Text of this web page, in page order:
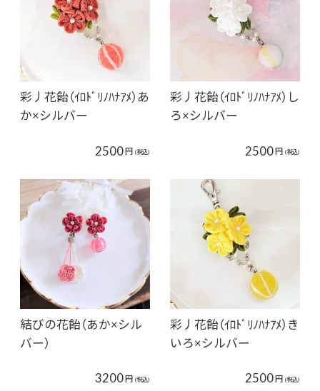
彩丿花飴（ｲﾛﾄﾞﾘﾉﾊﾅｱﾒ）あ
か×シルバー
2500円 (税込)
彩丿花飴（ｲﾛﾄﾞﾘﾉﾊﾅｱﾒ）し
ろ×シルバー
2500円 (税込)
結びの花飴（あか×シル
バー）
3200円 (税込)
彩丿花飴（ｲﾛﾄﾞﾘﾉﾊﾅｱﾒ）き
いろ×シルバー
2500円 (税込)